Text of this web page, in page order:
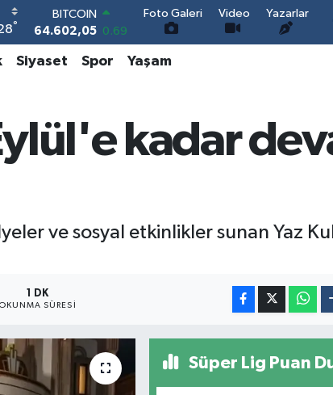
°
BITCOIN
64.602,05 0.69
DOLAR
47,5986 0.06
64,2438
0.21
GRAM ALTIN
Foto Galeri Video Yazarlar
Siyaset Spor Yaşam
kadar
ve sosyal etkinlikler sunan Yaz
1 DK
OKUNMA SÜRESI
Süper Lig Puan